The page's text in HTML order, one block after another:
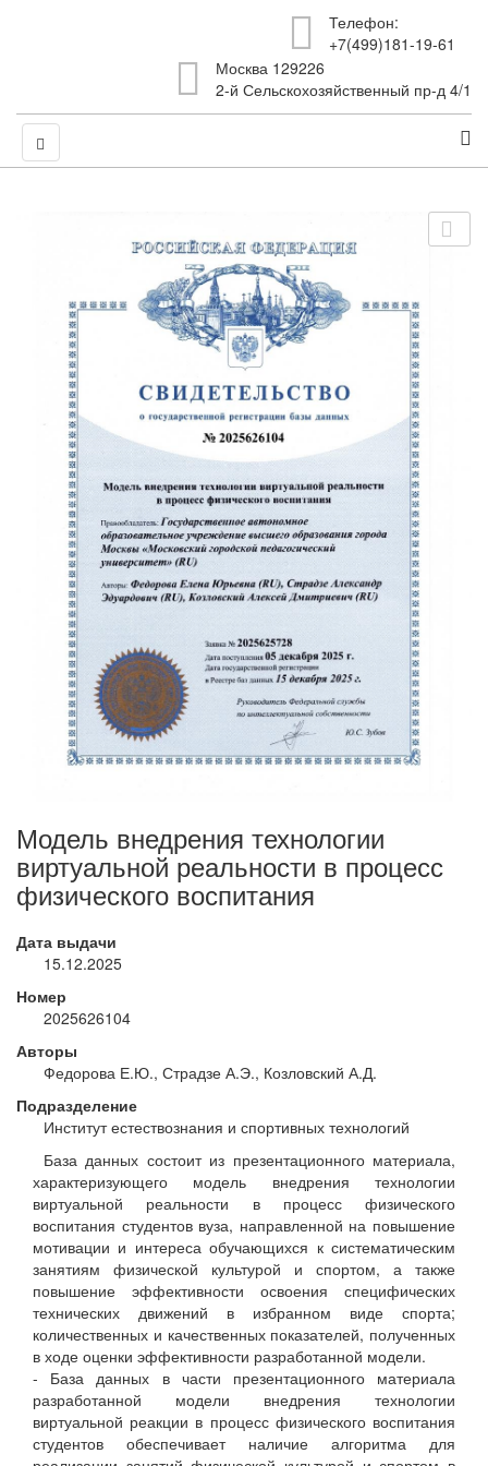
Телефон:
+7(499)181-19-61
Москва 129226
2-й Сельскохозяйственный пр-д 4/1
Модель внедрения технологии
виртуальной реальности в процесс
физического воспитания
Дата выдачи
15.12.2025
Номер
2025626104
Авторы
Федорова Е.Ю., Страдзе А.Э., Козловский А.Д.
Подразделение
Институт естествознания и спортивных технологий
База данных состоит из презентационного материала,
характеризующего модель внедрения технологии
виртуальной реальности в процесс физического
воспитания студентов вуза, направленной на повышение
мотивации и интереса обучающихся к систематическим
занятиям физической культурой и спортом, а также
повышение эффективности освоения специфических
технических движений в избранном виде спорта;
количественных и качественных показателей, полученных
в ходе оценки эффективности разработанной модели.
- База данных в части презентационного материала
разработанной модели внедрения технологии
виртуальной реакции в процесс физического воспитания
студентов обеспечивает наличие алгоритма для